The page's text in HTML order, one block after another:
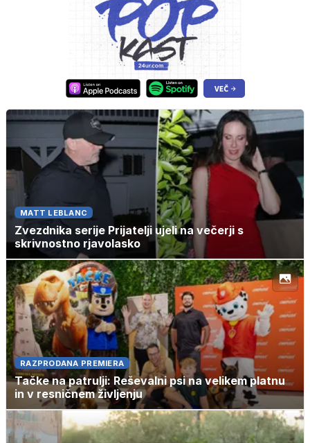
MATT LEBLANC
Zvezdnika serije Prijatelji ujeli na večerji s
skrivnostno rjavolasko
RAZPRODANA PREMIERA
Tačke na patrulji: Reševalni psi na velikem platnu
in v resničnem življenju